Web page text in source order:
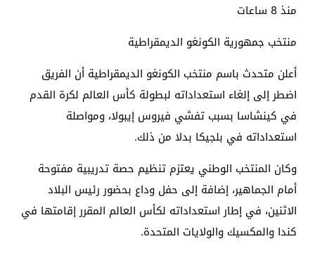
منذ 8 ساعات
منتخب جمهورية الكونغو الديمقراطية
أعلن متحدث باسم منتخب الكونغو الديمقراطية أن الفريق
اضطر إلى إلغاء استعداداته لبطولة كأس العالم لكرة القدم
في كينشاسا بسبب تفشي فيروس إيبولا، ومواصلة
استعداداته في بلجيكا بدلا من ذلك.
وكان المنتخب الوطني يعتزم تنظيم حصة تدريبية مفتوحة
أمام الجماهير، إضافة إلى حفل وداع بحضور رئيس البلاد
الاثنين، في إطار استعداداته لكأس العالم المقرر إقامتها في
كندا والمكسيك والولايات المتحدة.